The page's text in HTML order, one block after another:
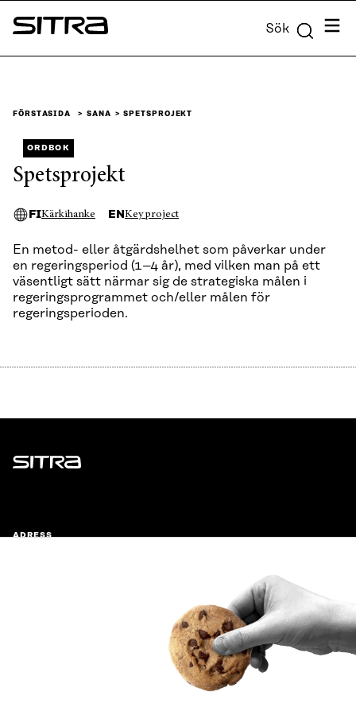
Skip to
content
Sitra Sök Meny
FÖRSTASIDA SANA SPETSPROJEKT
ORDBOK
Spetsprojekt
FIKärkihanke EN Key project
En metod- eller åtgärdshelhet som påverkar under
en regeringsperiod (1–4 år), med vilken man på ett
väsentligt sätt närmar sig de strategiska målen i
regeringsprogrammet och/eller målen för
regeringsperioden.
Sitra
ADRESS